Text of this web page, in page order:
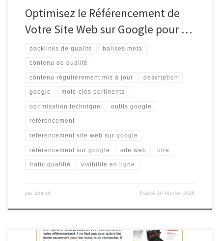
Optimisez le Référencement de
Votre Site Web sur Google pour …
backlinks de qualité balises meta
contenu de qualité
contenu régulièrement mis à jour description
google mots-clés pertinents
optimisation technique outils google
référencement
referencement site web sur google
référencement sur google site web titre
trafic qualifié visibilité en ligne
par dzmob Publié 20 février 2026